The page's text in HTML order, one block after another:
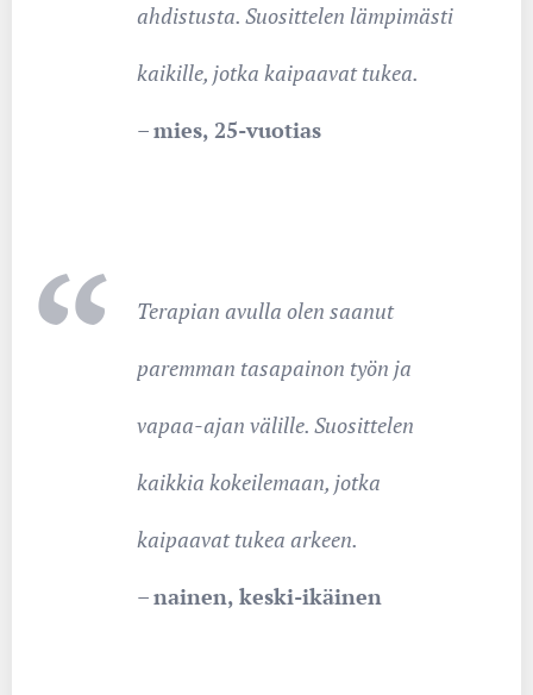
ahdistusta. Suosittelen lämpimästi
kaikille, jotka kaipaavat tukea.
–mies, 25-vuotias
Terapian avulla olen saanut
paremman tasapainon työn ja
vapaa-ajan välille. Suosittelen
kaikkia kokeilemaan, jotka
kaipaavat tukea arkeen.
–nainen, keski-ikäinen